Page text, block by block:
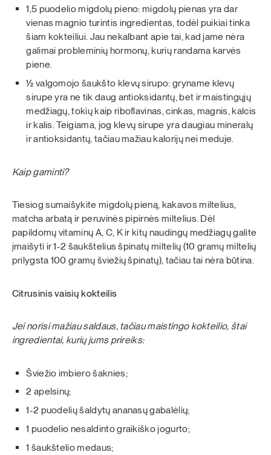
1,5 puodelio migdolų pieno: migdolų pienas yra dar
vienas magnio turintis ingredientas, todėl puikiai tinka
šiam kokteiliui. Jau nekalbant apie tai, kad jame nėra
galimai probleminių hormonų, kurių randama karvės
piene.
½ valgomojo šaukšto klevų sirupo: gryname klevų
sirupe yra ne tik daug antioksidantų, bet ir maistingųjų
medžiagų, tokių kaip riboflavinas, cinkas, magnis, kalcis
ir kalis. Teigiama, jog klevų sirupe yra daugiau mineralų
ir antioksidantų, tačiau mažiau kalorijų nei meduje.
Kaip gaminti?
Tiesiog sumaišykite migdolų pieną, kakavos miltelius,
matcha arbatą ir peruvinės pipirnės miltelius. Dėl
papildomų vitaminų A, C, K ir kitų naudingų medžiagų galite
įmaišyti ir 1-2 šaukštelius špinatų miltelių (10 gramų miltelių
prilygsta 100 gramų šviežių špinatų), tačiau tai nėra būtina.
Citrusinis vaisių kokteilis
Jei norisi mažiau saldaus, tačiau maistingo kokteilio, štai
ingredientai, kurių jums prireiks:
Šviežio imbiero šaknies;
2 apelsinų;
1-2 puodelių šaldytų ananasų gabalėlių;
1 puodelio nesaldinto graikiško jogurto;
1 šaukštelio medaus;